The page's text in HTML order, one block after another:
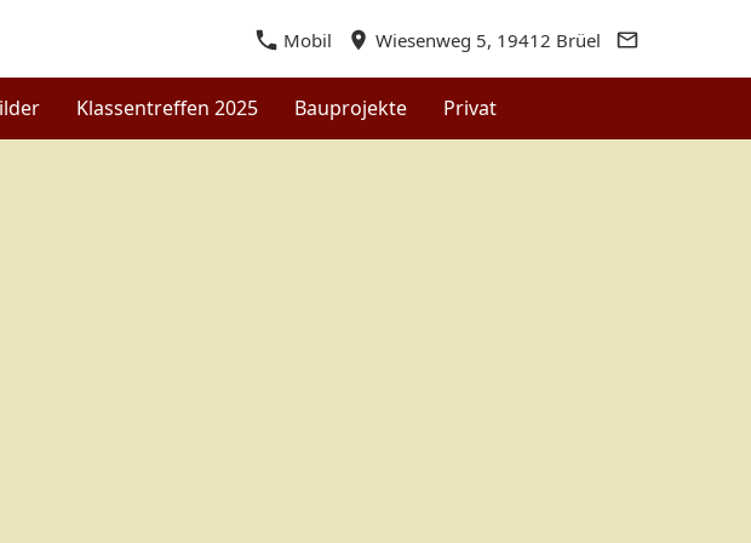
Mobil Wiesenweg 5, 19412 Brüel
Klassentreffen 2025 Bauprojekte Privat